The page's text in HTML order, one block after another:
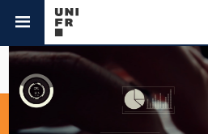
Universität
Studium
Fakultäten